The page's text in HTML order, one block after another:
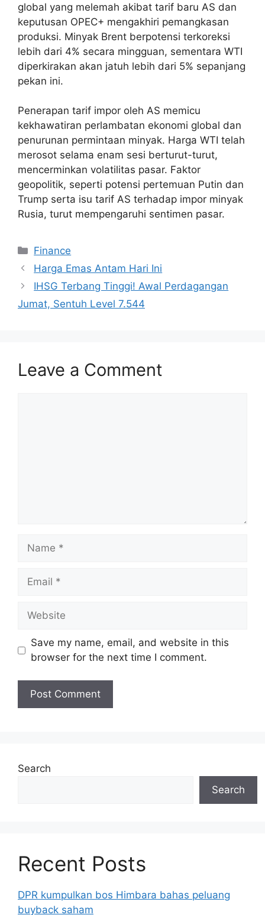
global yang melemah akibat tarif baru AS dan
keputusan OPEC+ mengakhiri pemangkasan
produksi. Minyak Brent berpotensi terkoreksi
lebih dari 4% secara mingguan, sementara WTI
diperkirakan akan jatuh lebih dari 5% sepanjang
pekan ini.
Penerapan tarif impor oleh AS memicu
kekhawatiran perlambatan ekonomi global dan
penurunan permintaan minyak. Harga WTI telah
merosot selama enam sesi berturut-turut,
mencerminkan volatilitas pasar. Faktor
geopolitik, seperti potensi pertemuan Putin dan
Trump serta isu tarif AS terhadap impor minyak
Rusia, turut mempengaruhi sentimen pasar.
Categories
Finance
Harga Emas Antam Hari Ini
IHSG Terbang Tinggi! Awal Perdagangan
Jumat, Sentuh Level 7.544
Leave a Comment
Name
Email
Website
Save my name, email, and website in this
browser for the next time I comment.
Search
Search
Recent Posts
DPR kumpulkan bos Himbara bahas peluang
buyback saham